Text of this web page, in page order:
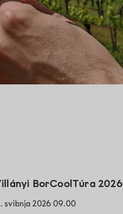
Villányi BorCoolTúra 2026
svibnja 2026 09.00